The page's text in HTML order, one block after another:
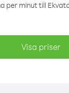
per minut till
Visa priser